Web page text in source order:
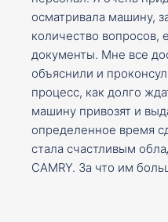
осматривала машину,
количество
документы. Мне все
объяснили и
процесс, как долго
машину привозят и
определенное время
стала счастливым
CAMRY. За что им